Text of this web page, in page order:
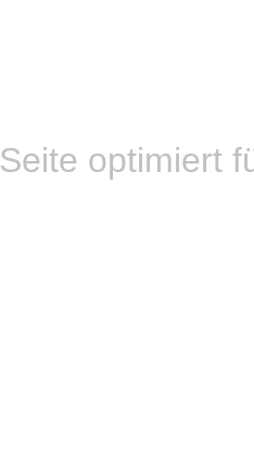
Seite optimiert